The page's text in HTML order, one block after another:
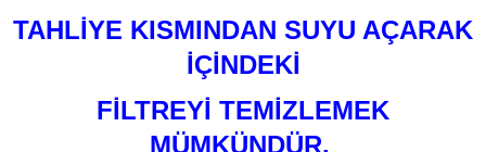
TAHLİYE KISMINDAN SUYU AÇARAK
İÇİNDEKİ
FİLTREYİ TEMİZLEMEK
MÜMKÜNDÜR.